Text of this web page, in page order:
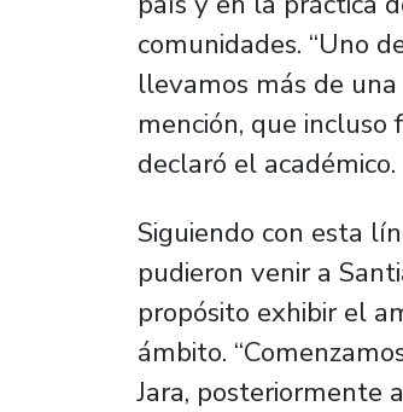
comunidades. “Uno
llevamos más de
mención, que incluso
declaró el académico.
Siguiendo con esta
pudieron venir a
propósito exhibir el
ámbito.
Jara, posteriormente